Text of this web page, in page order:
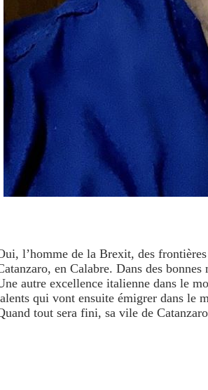
l’homme de la Brexit, des
en Calabre. Dans des bonnes
autre excellence italienne dans le
qui vont ensuite émigrer dans le
tout sera fini, sa vile de